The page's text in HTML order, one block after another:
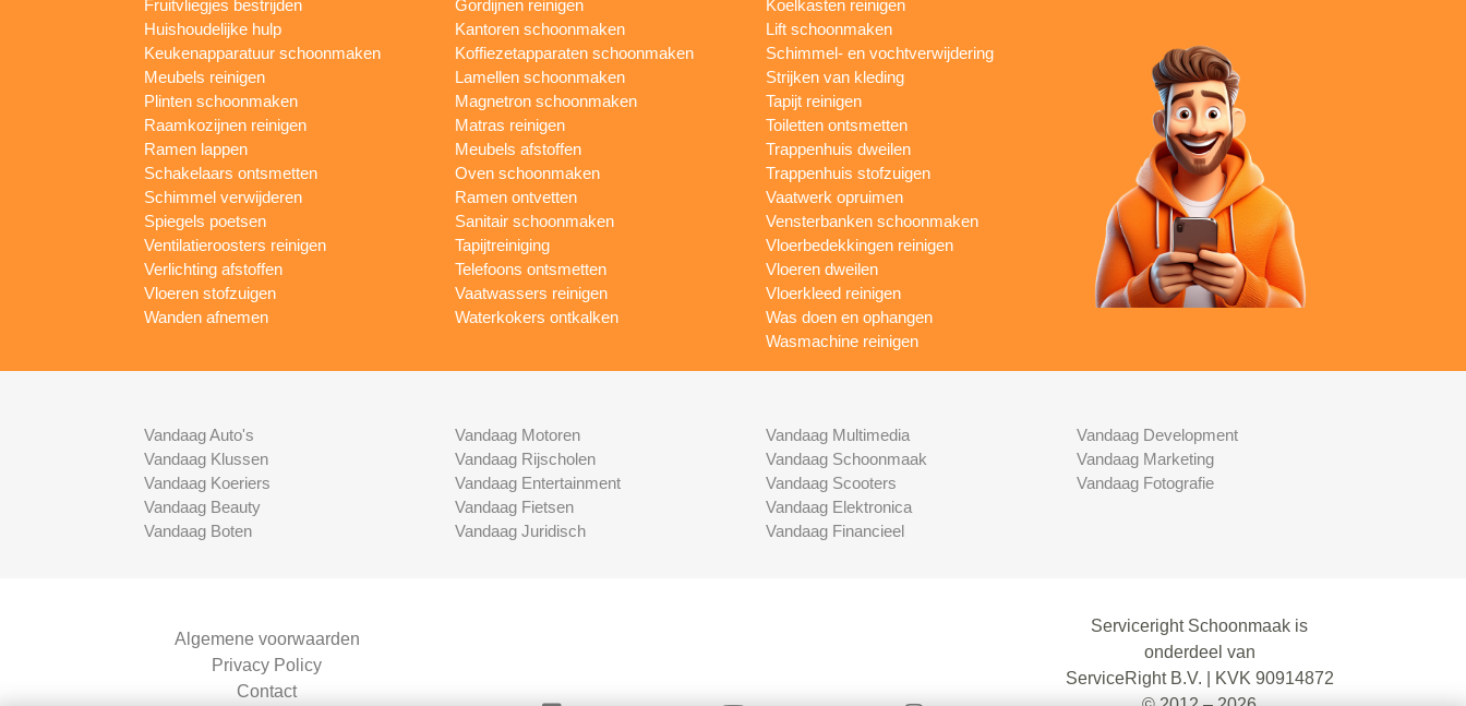
Fruitvliegjes bestrijden
Huishoudelijke hulp
Keukenapparatuur schoonmaken
Meubels reinigen
Plinten schoonmaken
Raamkozijnen reinigen
Ramen lappen
Schakelaars ontsmetten
Schimmel verwijderen
Spiegels poetsen
Ventilatieroosters reinigen
Verlichting afstoffen
Vloeren stofzuigen
Wanden afnemen
Gordijnen reinigen
Kantoren schoonmaken
Koffiezetapparaten schoonmaken
Lamellen schoonmaken
Magnetron schoonmaken
Matras reinigen
Meubels afstoffen
Oven schoonmaken
Ramen ontvetten
Sanitair schoonmaken
Tapijtreiniging
Telefoons ontsmetten
Vaatwassers reinigen
Waterkokers ontkalken
Koelkasten reinigen
Lift schoonmaken
Schimmel- en vochtverwijdering
Strijken van kleding
Tapijt reinigen
Toiletten ontsmetten
Trappenhuis dweilen
Trappenhuis stofzuigen
Vaatwerk opruimen
Vensterbanken schoonmaken
Vloerbedekkingen reinigen
Vloeren dweilen
Vloerkleed reinigen
Was doen en ophangen
Wasmachine reinigen
Vandaag Auto's
Vandaag Klussen
Vandaag Koeriers
Vandaag Beauty
Vandaag Boten
Vandaag Motoren
Vandaag Rijscholen
Vandaag Entertainment
Vandaag Fietsen
Vandaag Juridisch
Vandaag Multimedia
Vandaag Schoonmaak
Vandaag Scooters
Vandaag Elektronica
Vandaag Financieel
Vandaag Development
Vandaag Marketing
Vandaag Fotografie
Algemene voorwaarden
Privacy Policy
Contact
Serviceright Schoonmaak is
onderdeel van
ServiceRight B.V. | KVK 90914872